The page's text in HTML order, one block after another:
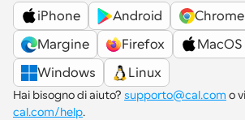
iPhone
Android Chrome
Margine
Firefox
MacOS
Windows
Linux
Hai bisogno di aiuto? supporto@cal.com
cal.com/help.